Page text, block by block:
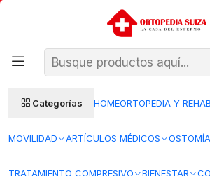
Categorías HOMEORTOPEDIA Y
MOVILIDAD ARTÍCULOS MÉDICOS OSTOMÍA
TRATAMIENTO COMPRESIVO BIENESTAR
SANTIAGO: ENTREGA AL DÍA HÁBIL SIGUIENTE
REGIONES 48–72 HORAS HÁBILES
Insumos Medicos Curacion herida
Mecha Alginato de Calcio — 2x30 cm —